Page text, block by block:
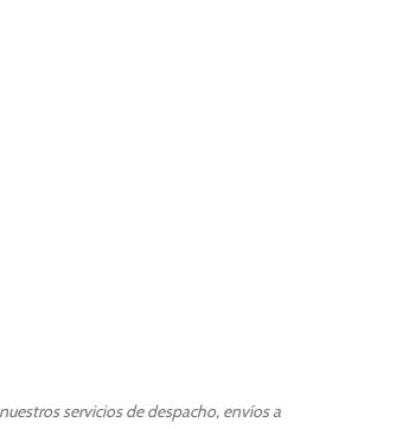
servicios de despacho, envíos a